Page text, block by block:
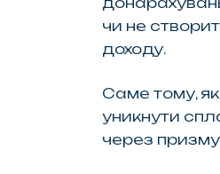
чи не
доходу.
Саме тому,
уникнути
через призму